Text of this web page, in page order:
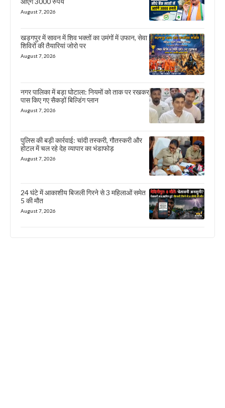
August 7, 2026
खड़गपुर में सावन में शिव भक्तों का उमंगों में उफान, सेवा
शिविरों की तैयारियां जोरो पर
August 7, 2026
नगर पालिका में बड़ा घोटाला: नियमों को ताक पर रखकर
पास किए गए सैकड़ों बिल्डिंग प्लान
August 7, 2026
पुलिस की बड़ी कार्रवाई: चांदी तस्करी, गौतस्करी और
होटल में चल रहे देह व्यापार का भंडाफोड़
August 7, 2026
24 घंटे में आकाशीय बिजली गिरने से 3 महिलाओं समेत
5 की मौत
August 7, 2026